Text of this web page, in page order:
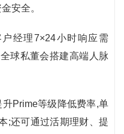
安全。
经理7×24小时响应需
球私董会搭建高端人脉
Prime等级降低费率,单
;还可通过活期理财、提